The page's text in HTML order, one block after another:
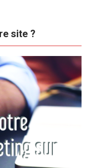
site ?